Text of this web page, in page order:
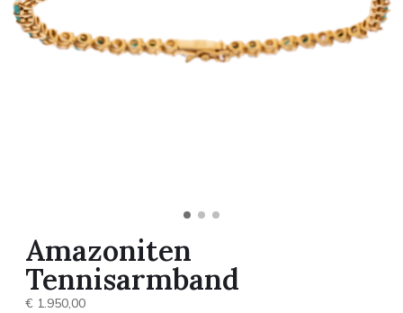
Amazoniten
Tennisarmband
€ 1.950,00